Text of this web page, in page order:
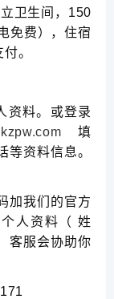
卫生间，150
免费），住宿
。
资料。或登录
填
等资料信息。
加我们的官方
人资料（ 姓
客服会协助你